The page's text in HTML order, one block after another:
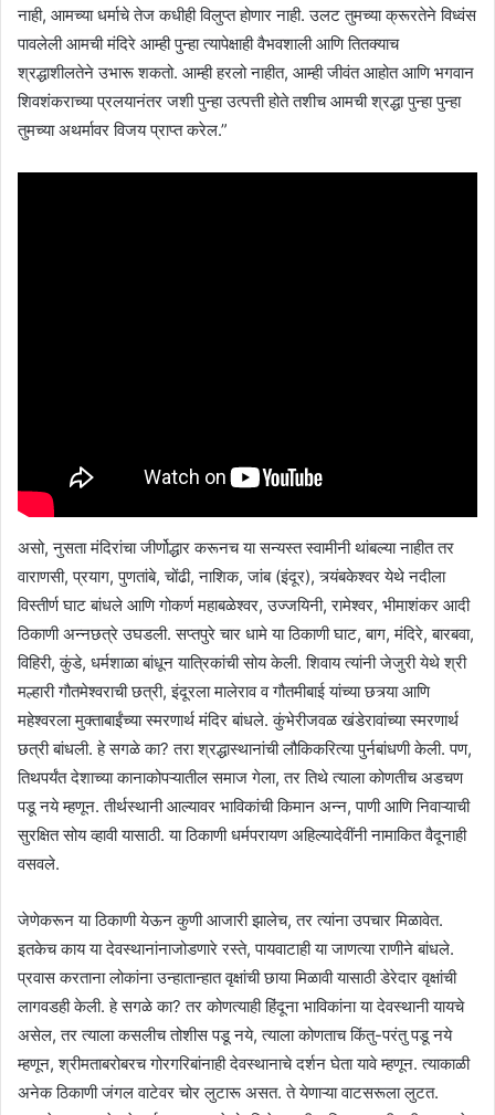
नाही, आमच्या धर्माचे तेज कधीही विलुप्त होणार नाही. उलट तुमच्या क्रूरतेने विध्वंस
पावलेली आमची मंदिरे आम्ही पुन्हा त्यापेक्षाही वैभवशाली आणि तितक्याच
श्रद्धाशीलतेने उभारू शकतो. आम्ही हरलो नाहीत, आम्ही जीवंत आहोत आणि भगवान
शिवशंकराच्या प्रलयानंतर जशी पुन्हा उत्पत्ती होते तशीच आमची श्रद्धा पुन्हा पुन्हा
तुमच्या अथर्मावर विजय प्राप्त करेल.”
असो, नुसता मंदिरांचा जीर्णोद्धार करूनच या सन्यस्त स्वामीनी थांबल्या नाहीत तर
वाराणसी, प्रयाग, पुणतांबे, चोंढी, नाशिक, जांब (इंदूर), त्र्यंबकेश्वर येथे नदीला
विस्तीर्ण घाट बांधले आणि गोकर्ण महाबळेश्वर, उज्जयिनी, रामेश्वर, भीमाशंकर आदी
ठिकाणी अन्नछत्रे उघडली. सप्तपुरे चार धामे या ठिकाणी घाट, बाग, मंदिरे, बारबवा,
विहिरी, कुंडे, धर्मशाळा बांधून यात्रिकांची सोय केली. शिवाय त्यांनी जेजुरी येथे श्री
मल्हारी गौतमेश्वराची छत्री, इंदूरला मालेराव व गौतमीबाई यांच्या छत्र्या आणि
महेश्वरला मुक्ताबाईंच्या स्मरणार्थ मंदिर बांधले. कुंभेरीजवळ खंडेरावांच्या स्मरणार्थ
छत्री बांधली. हे सगळे का? तरा श्रद्धास्थानांची लौकिकरित्या पुर्नबांधणी केली. पण,
तिथपर्यंत देशाच्या कानाकोपऱ्यातील समाज गेला, तर तिथे त्याला कोणतीच अडचण
पडू नये म्हणून. तीर्थस्थानी आल्यावर भाविकांची किमान अन्न, पाणी आणि निवाऱ्याची
सुरक्षित सोय व्हावी यासाठी. या ठिकाणी धर्मपरायण अहिल्यादेवींनी नामाकित वैदूनाही
वसवले.
जेणेकरून या ठिकाणी येऊन कुणी आजारी झालेच, तर त्यांना उपचार मिळावेत.
इतकेच काय या देवस्थानांनाजोडणारे रस्ते, पायवाटाही या जाणत्या राणीने बांधले.
प्रवास करताना लोकांना उन्हातान्हात वृक्षांची छाया मिळावी यासाठी डेरेदार वृक्षांची
लागवडही केली. हे सगळे का? तर कोणत्याही हिंदूना भाविकांना या देवस्थानी यायचे
असेल, तर त्याला कसलीच तोशीस पडू नये, त्याला कोणताच किंतु-परंतु पडू नये
म्हणून, श्रीमताबरोबरच गोरगरिबांनाही देवस्थानाचे दर्शन घेता यावे म्हणून. त्याकाळी
अनेक ठिकाणी जंगल वाटेवर चोर लुटारू असत. ते येणाऱ्या वाटसरूला लुटत.